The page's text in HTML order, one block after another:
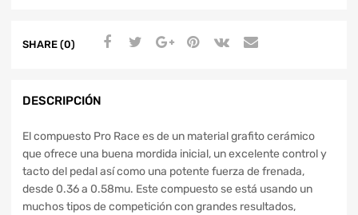
SHARE (0)
DESCRIPCIÓN
El compuesto Pro Race es de un material grafito cerámico
que ofrece una buena mordida inicial, un excelente control y
tacto del pedal así como una potente fuerza de frenada,
desde 0.36 a 0.58mu. Este compuesto se está usando un
muchos tipos de competición con grandes resultados,